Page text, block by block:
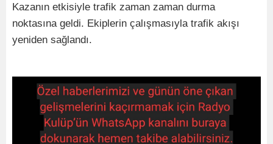
Kazanın etkisiyle trafik zaman zaman durma
noktasına geldi. Ekiplerin çalışmasıyla trafik akışı
yeniden sağlandı.